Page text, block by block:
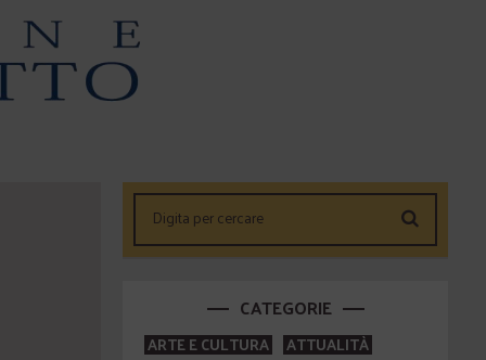
CATEGORIE
ARTE E CULTURA
ATTUALITÀ